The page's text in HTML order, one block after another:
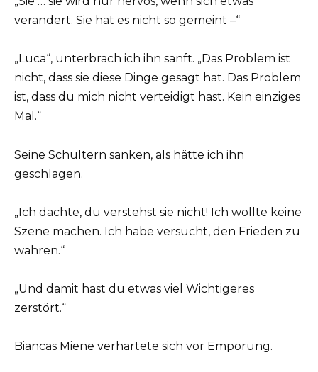
verändert. Sie hat es nicht so gemeint –“
„Luca“, unterbrach ich ihn sanft. „Das Problem ist
nicht, dass sie diese Dinge gesagt hat. Das Problem
ist, dass du mich nicht verteidigt hast. Kein einziges
Mal.“
Seine Schultern sanken, als hätte ich ihn
geschlagen.
„Ich dachte, du verstehst sie nicht! Ich wollte keine
Szene machen. Ich habe versucht, den Frieden zu
wahren.“
„Und damit hast du etwas viel Wichtigeres
zerstört.“
Biancas Miene verhärtete sich vor Empörung.